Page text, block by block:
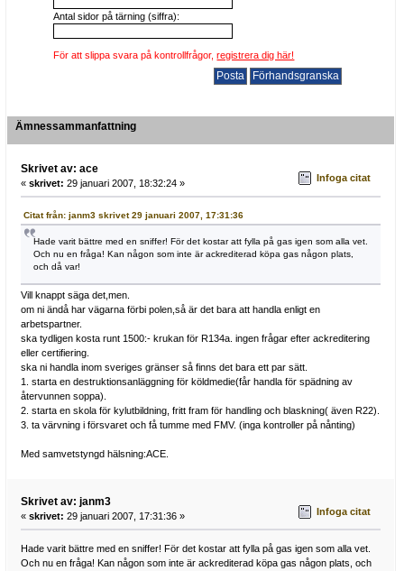
Antal sidor på tärning (siffra):
För att slippa svara på kontrollfrågor,registrera dig här!
Ämnessammanfattning
Skrivet av: ace
« skrivet: 29 januari 2007, 18:32:24 » Infoga citat
Citat från: janm3 skrivet 29 januari 2007, 17:31:36
Hade varit bättre med en sniffer! För det kostar att fylla på gas igen som alla vet.
Och nu en fråga! Kan någon som inte är ackrediterad köpa gas någon plats,
och då var!
Vill knappt säga det,men.
om ni ändå har vägarna förbi polen,så är det bara att handla enligt en
arbetspartner.
ska tydligen kosta runt 1500:- krukan för R134a. ingen frågar efter ackreditering
eller certifiering.
ska ni handla inom sveriges gränser så finns det bara ett par sätt.
1. starta en destruktionsanläggning för köldmedie(får handla för spädning av
återvunnen soppa).
2. starta en skola för kylutbildning, fritt fram för handling och blaskning( även R22).
3. ta värvning i försvaret och få tumme med FMV. (inga kontroller på nånting)
Med samvetstyngd hälsning:ACE.
Skrivet av: janm3
« skrivet: 29 januari 2007, 17:31:36 » Infoga citat
Hade varit bättre med en sniffer! För det kostar att fylla på gas igen som alla vet.
Och nu en fråga! Kan någon som inte är ackrediterad köpa gas någon plats, och